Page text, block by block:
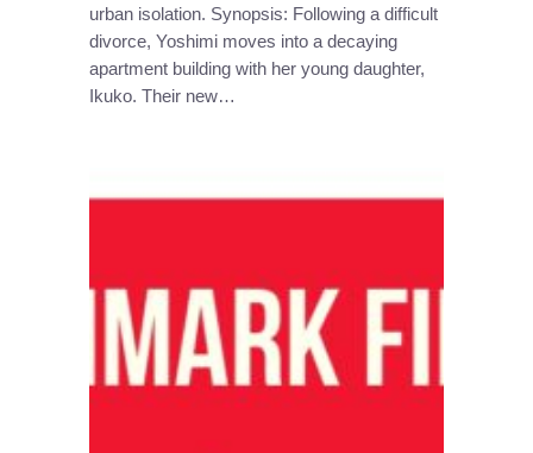
urban isolation. Synopsis: Following a difficult
divorce, Yoshimi moves into a decaying
apartment building with her young daughter,
Ikuko. Their new…